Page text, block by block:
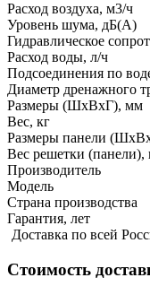
Расход воздуха, м3/ч
Уровень шума, дБ(А)
Гидравлическое
Расход воды, л/ч
Подсоединения по
Диаметр дренажного
Размеры (ШxВxГ), мм
Вес, кг
Размеры панели
Вес решетки (панели),
Производитель
Модель
Страна производства
Гарантия, лет
Доставка по всей
Стоимость